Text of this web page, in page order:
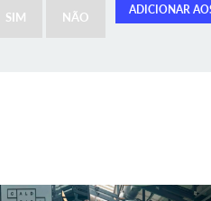
ADICIONAR
SIM NÃO